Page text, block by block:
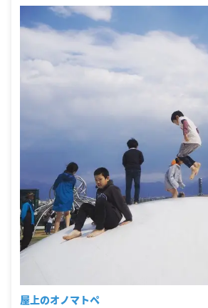
屋上のオノマトペ